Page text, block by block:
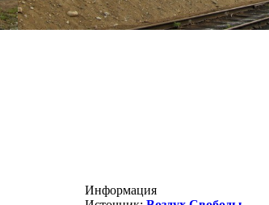
Информация